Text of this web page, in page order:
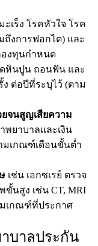
ะเร็ง โรคหัวใจ โรค
ถึงการฟอกไต) และ
องทุนกำหนด​
หินปูน ถอนฟัน และ
ต่อปีที่ระบุไว้ (ตาม
จนสูญเสียความ
ยาบาลและเงิน
มเกณฑ์เดือนขั้นต่ำ
เช่น เอกซเรย์ ตรวจ
ขั้นสูง เช่น CT, MRI
มเกณฑ์ที่ประกาศ
บาลประกัน